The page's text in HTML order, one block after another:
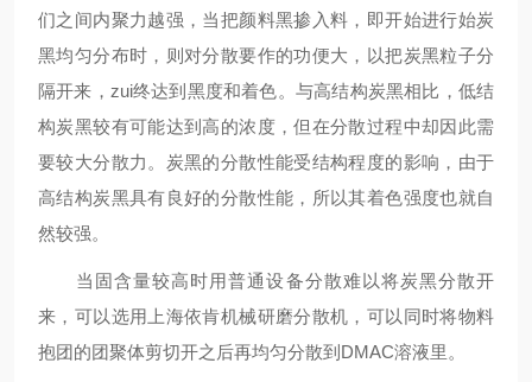
们之间内聚力越强，当把颜料黑掺入料，即开始进行始炭
黑均匀分布时，则对分散要作的功便大，以把炭黑粒子分
隔开来，zui终达到黑度和着色。与高结构炭黑相比，低结
构炭黑较有可能达到高的浓度，但在分散过程中却因此需
要较大分散力。炭黑的分散性能受结构程度的影响，由于
高结构炭黑具有良好的分散性能，所以其着色强度也就自
然较强。
当固含量较高时用普通设备分散难以将炭黑分散开
来，可以选用上海依肯机械研磨分散机，可以同时将物料
抱团的团聚体剪切开之后再均匀分散到 DMAC溶液里。